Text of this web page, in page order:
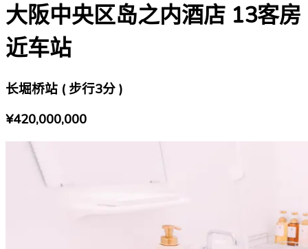
大阪中央区岛之内酒店 13客房
近车站
长堀桥站 ( 步行3分 )
¥420,000,000